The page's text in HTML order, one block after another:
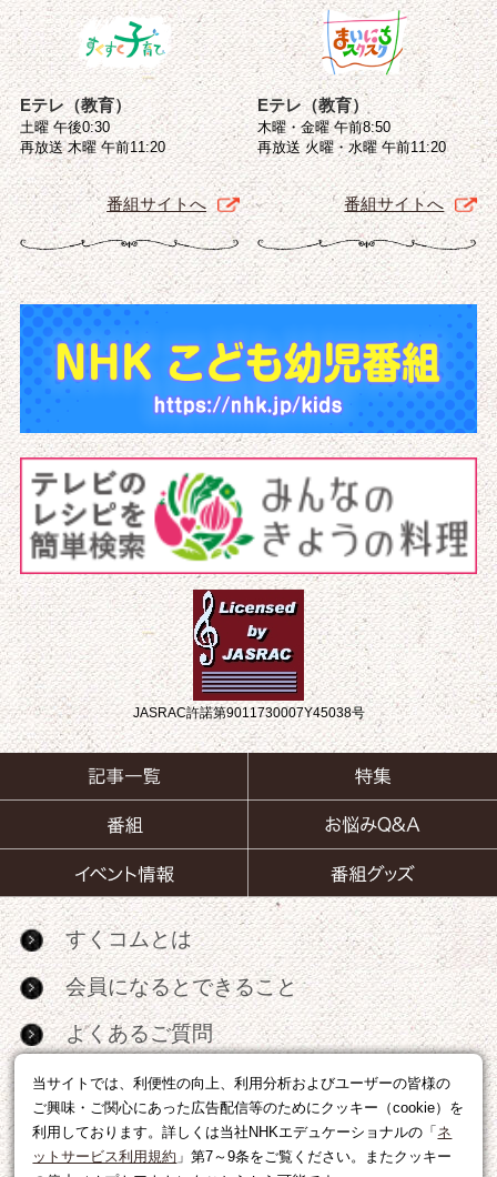
当サイトでは、利便性の向上、利用分析およびユーザーの皆様の
ご興味・ご関心にあった広告配信等のためにクッキー（cookie）を
利用しております。詳しくは当社NHKエデュケーショナルの「 ネ
ットサービス利用規約 」第7～9条をご覧ください。またクッキー
Eテレ（教育）
土曜 午後0:30
再放送 木曜 午前11:20
番組サイトへ
Eテレ（教育）
木曜・金曜 午前8:50
再放送 火曜・水曜 午前11:20
番組サイトへ
JASRAC許諾第9011730007Y45038号
すくコムとは
会員になるとできること
よくあるご質問
お問い合わせ
サイトマップ